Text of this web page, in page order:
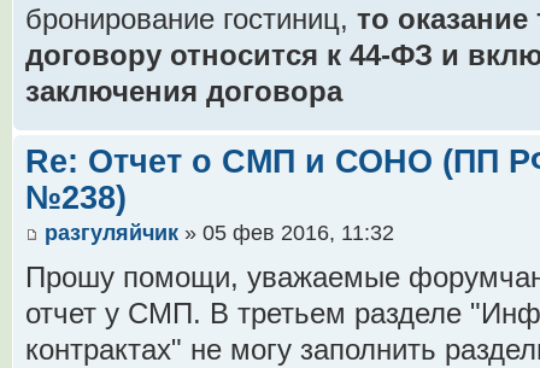
бронирование гостиниц, то
договору относится к 44-ФЗ и
заключения договора
Re: Отчет о СМП и СОНО (ПП РФ
№238)
разгуляйчик » 05 фев 2016, 11:32
Прошу помощи, уважаемые
отчет у СМП. В третьем разделе
контрактах" не могу заполнить